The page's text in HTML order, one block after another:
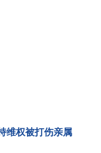
维权被打伤亲属